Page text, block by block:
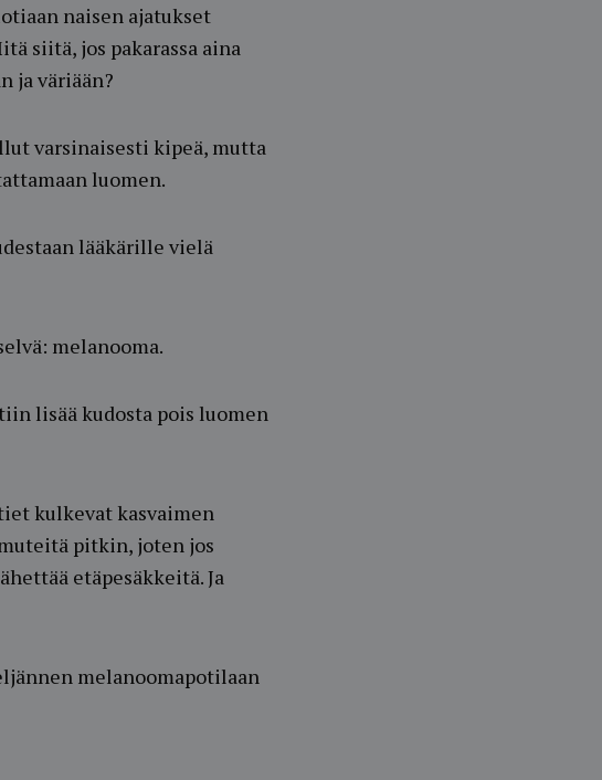
naisen ajatukset
siitä, jos pakarassa aina
ja väriään?
varsinaisesti kipeä, mutta
luomen.
lääkärille vielä
melanooma.
lisää kudosta pois luomen
kulkevat kasvaimen
pitkin, joten jos
etäpesäkkeitä. Ja
melanoomapotilaan